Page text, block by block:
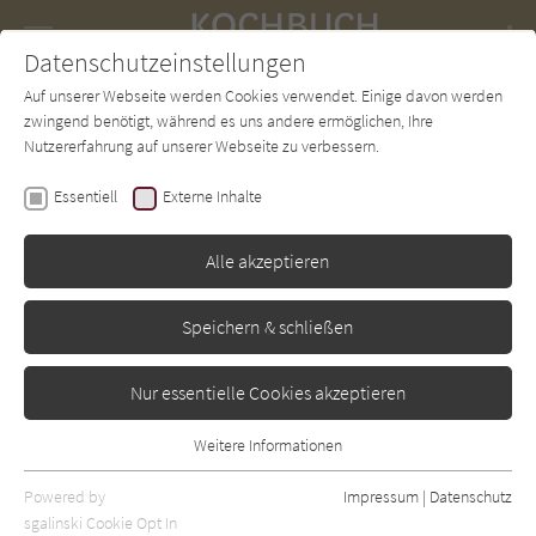
SUCHE Forum Charts Newsletter
Erika Casparek-Türkkan
Reis, Bulgur, Couscous
Erschienen: Januar 2002
Datenschutzeinstellungen
Auf unserer Webseite werden Cookies verwendet. Einige davon werden
zwingend benötigt, während es uns andere ermöglichen, Ihre
Nutzererfahrung auf unserer Webseite zu verbessern.
Essentiell Externe Inhalte
Alle akzeptieren
Speichern & schließen
Nur essentielle Cookies akzeptieren
Essentielle Cookies werden für grundlegende Funktionen der
Webseite benötigt. Dadurch ist gewährleistet, dass die Webseite
Weitere Informationen
Powered by
sgalinski Cookie Opt In
Impressum | Datenschutz